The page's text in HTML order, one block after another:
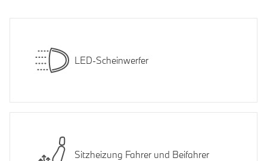
LED-Scheinwerfer
Sitzheizung Fahrer und Beifahrer